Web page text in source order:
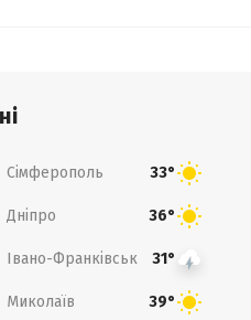
Сімферополь 33°
Дніпро 36°
Івано-Франківськ 31°
Миколаїв 39°